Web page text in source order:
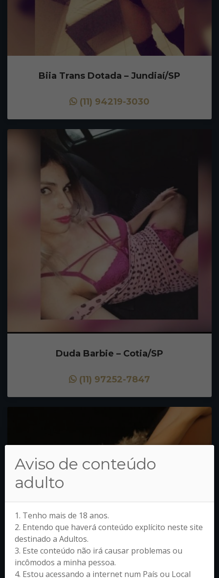
Biia Trans Dotada – Jundiaí/SP
(11) 94219-3030
Duda Barbie – Cotia/SP
(11) 97252-7847
Aviso de conteúdo
adulto
1. Tenho mais de 18 anos.
2. Entendo que haverá conteúdo explícito neste site
destinado a Adultos.
3. Este conteúdo não irá causar problemas ou
incômodos a minha pessoa.
4. Estou acessando a internet num País ou Local